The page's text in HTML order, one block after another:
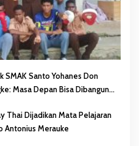
SMAK Santo Yohanes Don
Masa Depan Bisa Dibangun
Antonius Merauke